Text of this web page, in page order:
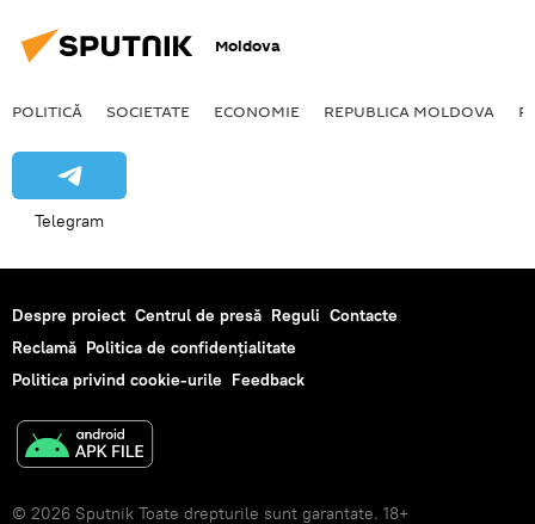
Moldova
POLITICĂ SOCIETATE ECONOMIE REPUBLICA MOLDOVA
Telegram
Despre proiect Centrul de presă Reguli Contacte
Reclamă Politica de confidențialitate
Politica privind cookie-urile Feedback
© 2026 Sputnik Toate drepturile sunt garantate. 18+